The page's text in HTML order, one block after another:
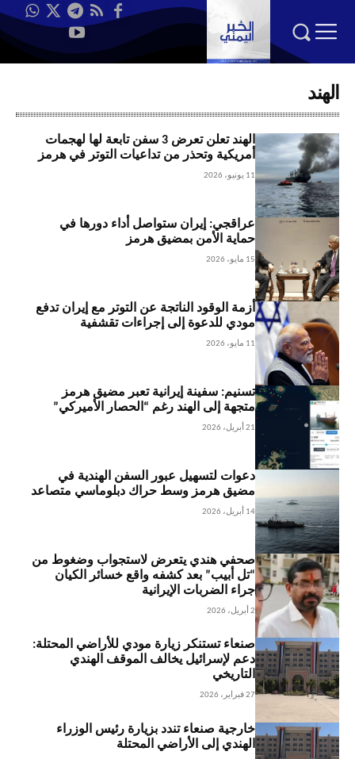
الهند
الهند تعلن تعرض 3 سفن تابعة لها لهجمات
أمريكية وتحذر من تداعيات التوتر في هرمز
11 يونيو، 2026
عراقجي: إيران ستواصل أداء دورها في
حماية الأمن بمضيق هرمز
15 مايو، 2026
أزمة الوقود الناتجة عن التوتر مع إيران تدفع
مودي للدعوة إلى إجراءات تقشفية
11 مايو، 2026
تسنيم: سفينة إيرانية تعبر مضيق هرمز
متجهة إلى الهند رغم “الحصار الأميركي”
21 أبريل، 2026
دعوات لتسهيل عبور السفن الهندية في
مضيق هرمز وسط حراك دبلوماسي متصاعد
14 أبريل، 2026
صحفي هندي يتعرض لاستجواب وضغوط من
“تل أبيب” بعد كشفه واقع خسائر الكيان
جراء الضربات الإيرانية
2 أبريل، 2026
صنعاء تستنكر زيارة مودي للأراضي المحتلة:
دعم لإسرائيل يخالف الموقف الهندي
التاريخي
27 فبراير، 2026
خارجية صنعاء تندد بزيارة رئيس الوزراء
الهندي إلى الأراضي المحتلة